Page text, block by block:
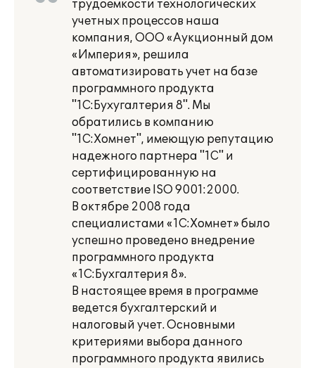
трудоемкости технологических
учетных процессов наша
компания, ООО «Аукционный дом
«Империя», решила
автоматизировать учет на базе
программного продукта
"1С:Бухугалтерия 8". Мы
обратились в компанию
"1С:Хомнет", имеющую репутацию
надежного партнера "1С" и
сертифицированную на
соответствие ISO 9001:2000.
В октябре 2008 года
специалистами «1С:Хомнет» было
успешно проведено внедрение
программного продукта
«1С:Бухгалтерия 8».
В настоящее время в программе
ведется бухгалтерский и
налоговый учет. Основными
критериями выбора данного
программного продукта явились